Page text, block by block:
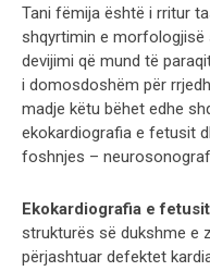
Tani fëmija është i rritur
shqyrtimin e
devijimi që mund të
i domosdoshëm për
madje këtu bëhet edhe
ekokardiografia e fetusit
foshnjes –
Ekokardiografia e fetusit
strukturës së dukshme e
përjashtuar defektet